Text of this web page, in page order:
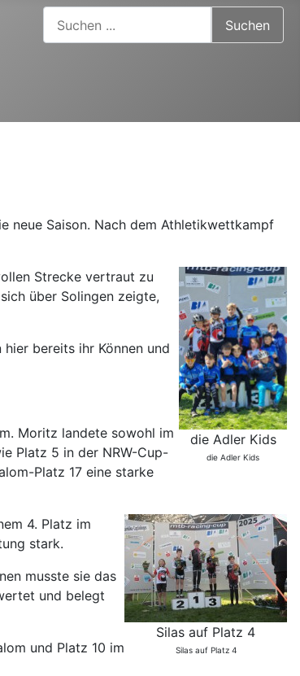
Suchen ...
Suchen
neue Saison. Nach dem Athletikwettkampf
die Adler Kids
die Adler Kids
Strecke vertraut zu
über Solingen zeigte,
bereits ihr Können und
Moritz landete sowohl im
Platz 5 in der NRW-Cup-
Platz 17 eine starke
Silas auf Platz 4
Silas auf Platz 4
4. Platz im
stark.
musste sie das
und belegt
und Platz 10 im